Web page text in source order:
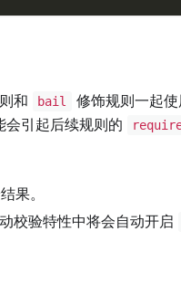
和 bail 修饰规则一起
会引起后续规则的
果。
校验特性中将会自动开启